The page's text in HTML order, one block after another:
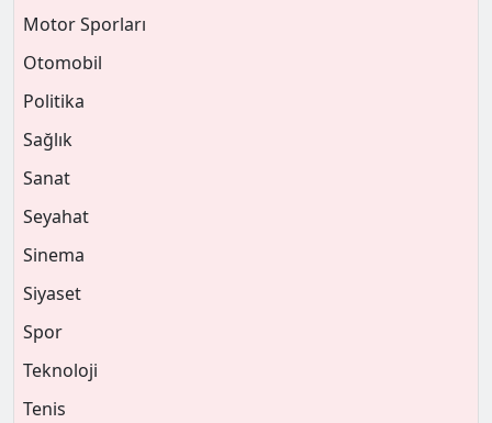
Motor Sporları
Otomobil
Politika
Sağlık
Sanat
Seyahat
Sinema
Siyaset
Spor
Teknoloji
Tenis